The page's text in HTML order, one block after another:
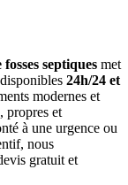
septiques met
24h/24 et
modernes et
propres et
à une urgence ou
nous
gratuit et